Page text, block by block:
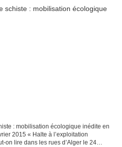
: mobilisation écologique inédite en
2015 « Halte à l’exploitation
on lire dans les rues d’Alger le 24